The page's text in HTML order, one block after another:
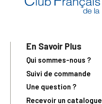
En Savoir Plus
Qui sommes-nous ?
Suivi de commande
Une question ?
Recevoir un catalogue